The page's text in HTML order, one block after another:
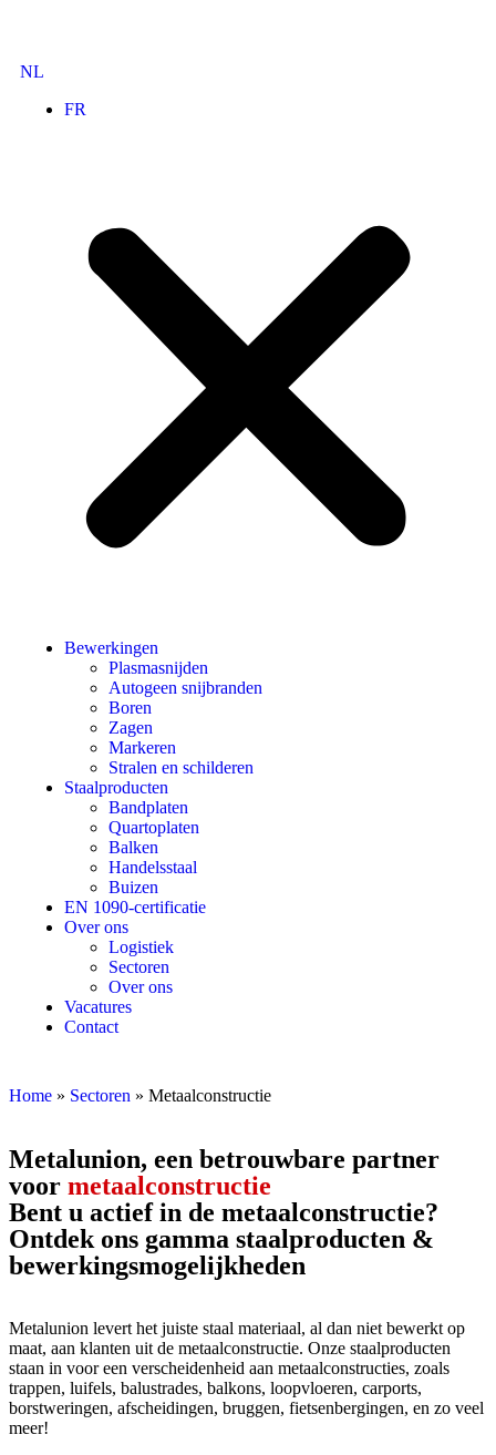
NL
FR
Bewerkingen
Plasmasnijden
Autogeen snijbranden
Boren
Zagen
Markeren
Stralen en schilderen
Staalproducten
Bandplaten
Quartoplaten
Balken
Handelsstaal
Buizen
EN 1090-certificatie
Over ons
Logistiek
Sectoren
Over ons
Vacatures
Contact
Home » Sectoren » Metaalconstructie
Metalunion, een betrouwbare partner
voor metaalconstructie
Bent u actief in de metaalconstructie?
Ontdek ons gamma staalproducten &
bewerkingsmogelijkheden
Metalunion levert het juiste staal materiaal, al dan niet bewerkt op
maat, aan klanten uit de metaalconstructie. Onze staalproducten
staan in voor een verscheidenheid aan metaalconstructies, zoals
trappen, luifels, balustrades, balkons, loopvloeren, carports,
borstweringen, afscheidingen, bruggen, fietsenbergingen, en zo veel
meer!